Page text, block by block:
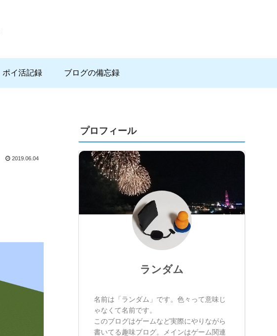
ポイ活記録 ブログの備忘録
2019.06.04
プロフィール
ランダム
名前は「ランダム」です。色々って意味じ
ゃなくて名前です。
このブログはゲームなど実際にやりながら
書いてる趣味ブログ。メインはゲーム関連